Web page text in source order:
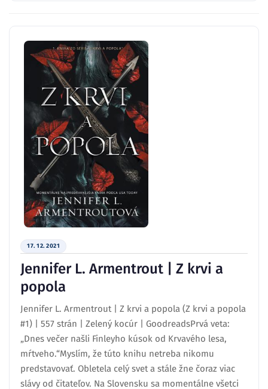
17. 12. 2021
Jennifer L. Armentrout | Z krvi a
popola
Jennifer L. Armentrout | Z krvi a popola (Z krvi a popola
#1) | 557 strán | Zelený kocúr | GoodreadsPrvá veta:
„Dnes večer našli Finleyho kúsok od Krvavého lesa,
mŕtveho.“Myslím, že túto knihu netreba nikomu
predstavovať. Obletela celý svet a stále žne čoraz viac
slávy od čitateľov. Na Slovensku sa momentálne všetci